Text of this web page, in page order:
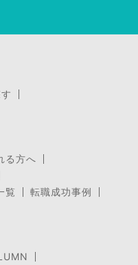
る方へ
覧
転職成功事例